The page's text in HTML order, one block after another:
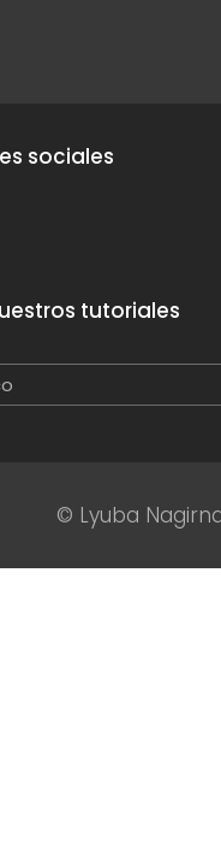
sociales
tutoriales
© Lyuba